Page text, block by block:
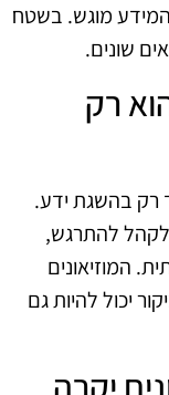
המידע מוגש. בשטח
שונים.
הוא רק
רק בהשגת ידע.
לקהל להתרגש,
המוזיאונים
יכול להיות גם